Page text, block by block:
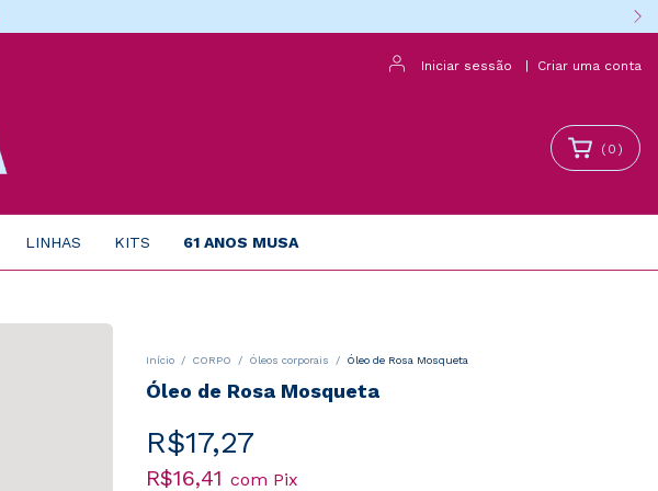
Iniciar sessão Criar uma conta
( 0 )
LINHAS KITS 61 ANOS MUSA
Início / CORPO / Óleos corporais / Óleo de Rosa Mosqueta
Óleo de Rosa Mosqueta
R$17,27
R$16,41 com Pix